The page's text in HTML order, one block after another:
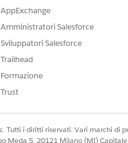
e di Omnistudio per
Un operatore sanitario
tramite email a un
ad esempio sondaggi pre-
aiutano a gestire i propri
AppExchange
Amministratori Salesforce
Sviluppatori Salesforce
Trailhead
Formazione
Trust
Tutti i diritti riservati. Vari marchi di
Meda 5, 20121 Milano (MI)